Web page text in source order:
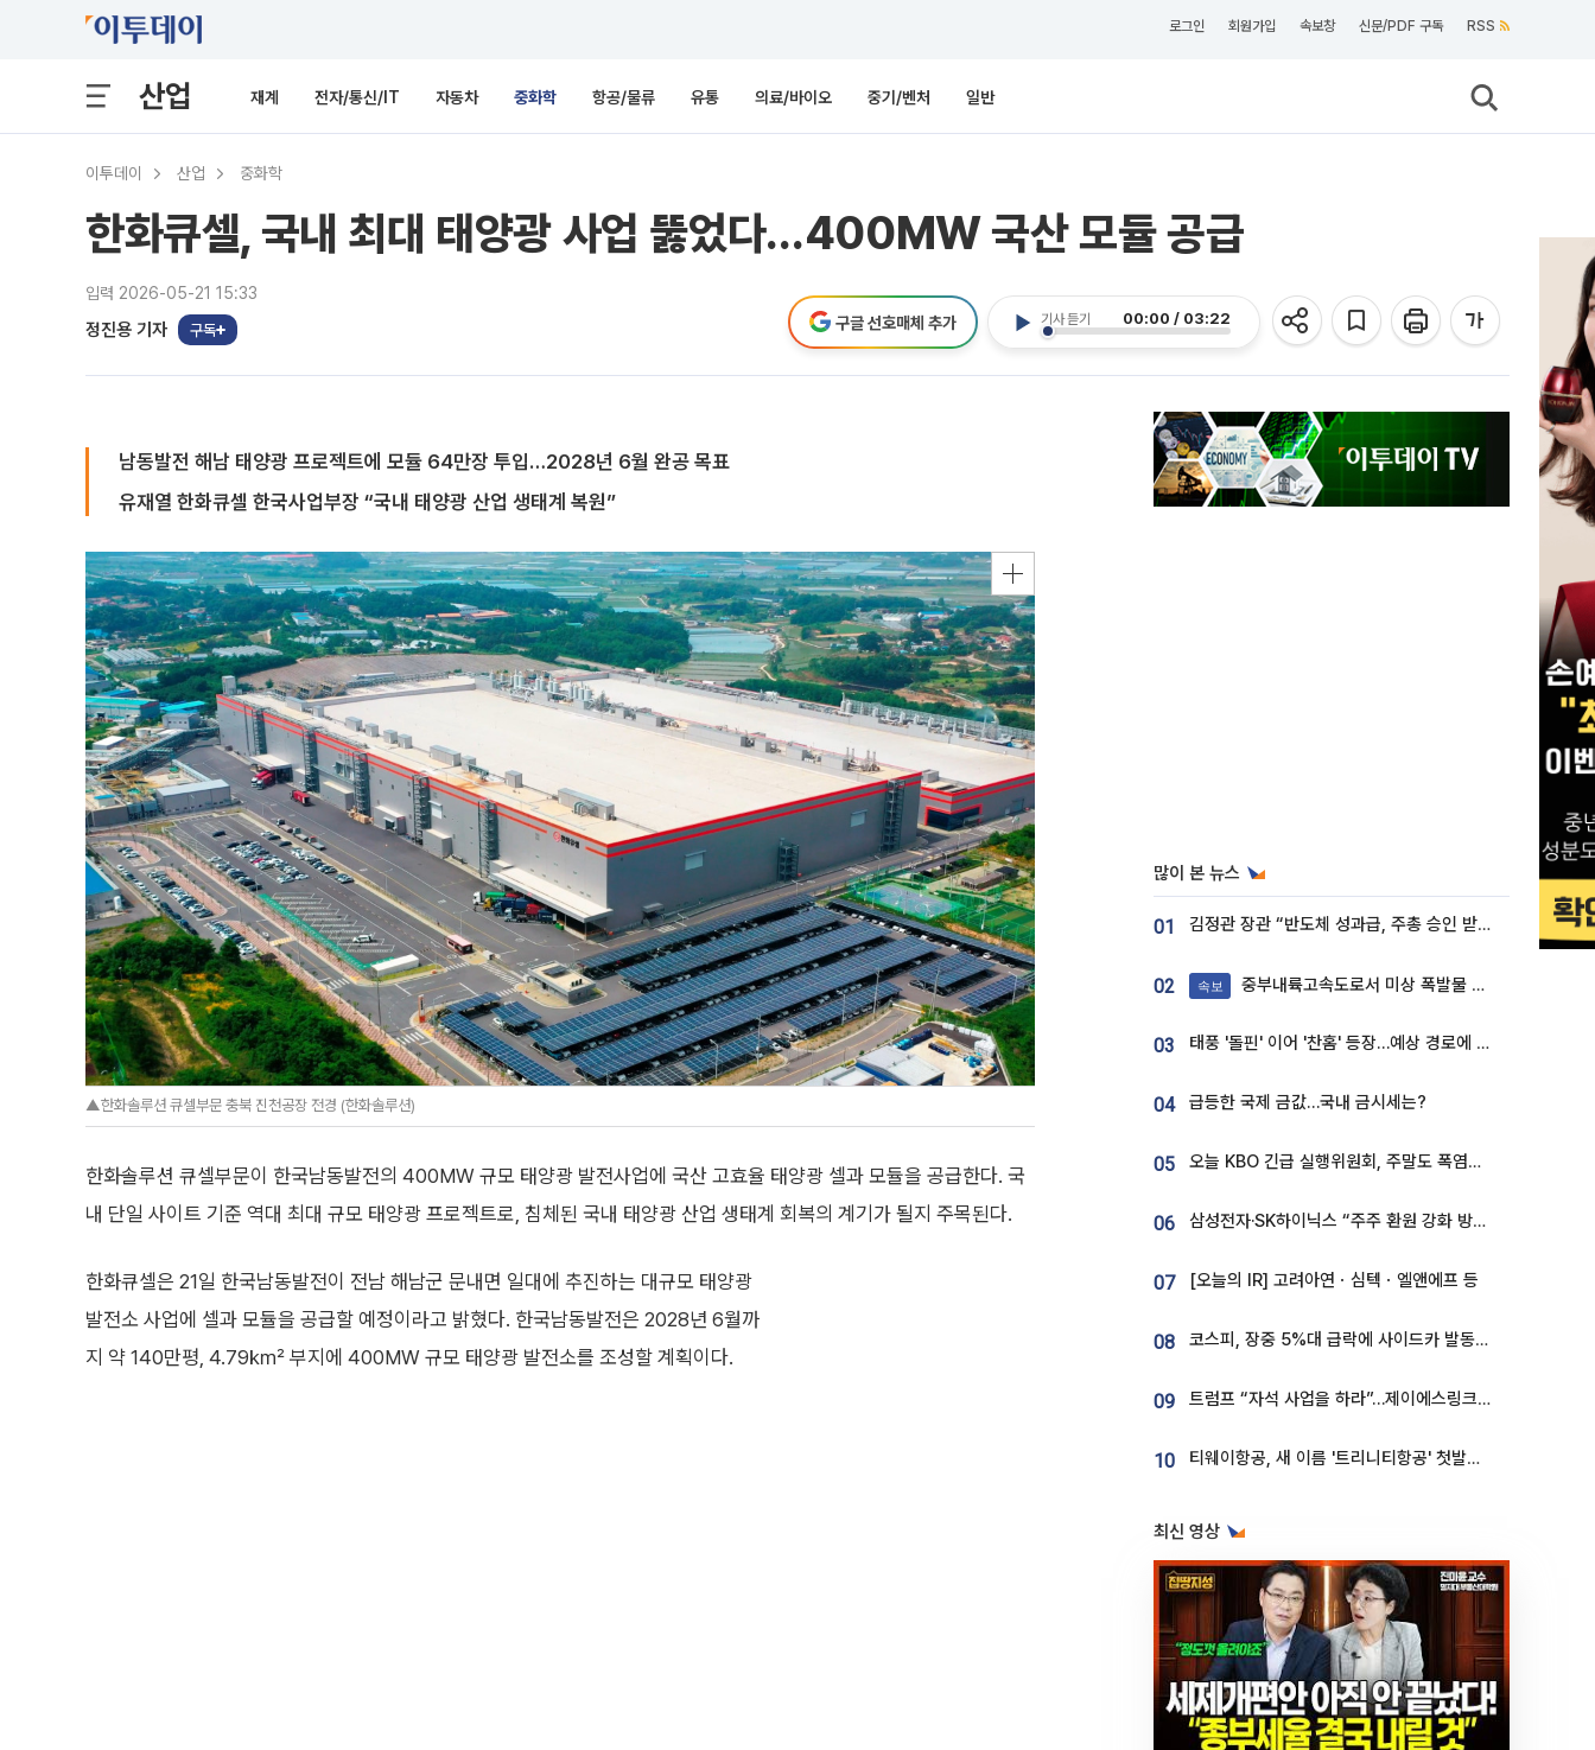
로그인 회원가입 속보창 신문/PDF 구독 RSS
산업 재계 전자/통신/IT 자동차 중화학 항공/물류 유통 의료/바이오 중기/벤처 일반
이투데이 산업 중화학
한화큐셀, 국내 최대 태양광 사업 뚫었다…400MW 국산 모듈 공급
입력 2026-05-21 15:33
정진용 기자 구독
기사 듣기 00:00 / 03:22
구글 선호매체 추가
남동발전 해남 태양광 프로젝트에 모듈 64만장 투입…2028년 6월 완공 목표
유재열 한화큐셀 한국사업부장 “국내 태양광 산업 생태계 복원”
▲한화솔루션 큐셀부문 충북 진천공장 전경 (한화솔루션)
한화솔루션 큐셀부문이 한국남동발전의 400MW 규모 태양광 발전사업에 국산 고효율 태양광 셀과 모듈을 공급한다. 국
내 단일 사이트 기준 역대 최대 규모 태양광 프로젝트로, 침체된 국내 태양광 산업 생태계 회복의 계기가 될지 주목된다.
한화큐셀은 21일 한국남동발전이 전남 해남군 문내면 일대에 추진하는 대규모 태양광
발전소 사업에 셀과 모듈을 공급할 예정이라고 밝혔다. 한국남동발전은 2028년 6월까
지 약 140만평, 4.79㎢ 부지에 400MW 규모 태양광 발전소를 조성할 계획이다.
많이 본 뉴스
01 김정관 장관 “반도체 성과급, 주총 승인 받도록”…상법·자본시장법 개정 시사
02 속보 중부내륙고속도로서 미상 폭발물 발견
03 태풍 '돌핀' 이어 '찬홈' 등장…예상 경로에 한국 '한숨'
04 급등한 국제 금값…국내 금시세는?
05 오늘 KBO 긴급 실행위원회, 주말도 폭염취소 될까
06 삼성전자·SK하이닉스 “주주 환원 강화 방안 마련”
07 [오늘의 IR] 고려아연ㆍ심텍ㆍ엘앤에프 등
08 코스피, 장중 5%대 급락에 사이드카 발동…삼성·SK 동반 폭락
09 트럼프 “자석 사업을 하라”…제이에스링크, 비중국 영구자석 공급망 구축 속도
10 티웨이항공, 새 이름 '트리니티항공' 첫발…SSC 전략 본격화
최신 영상